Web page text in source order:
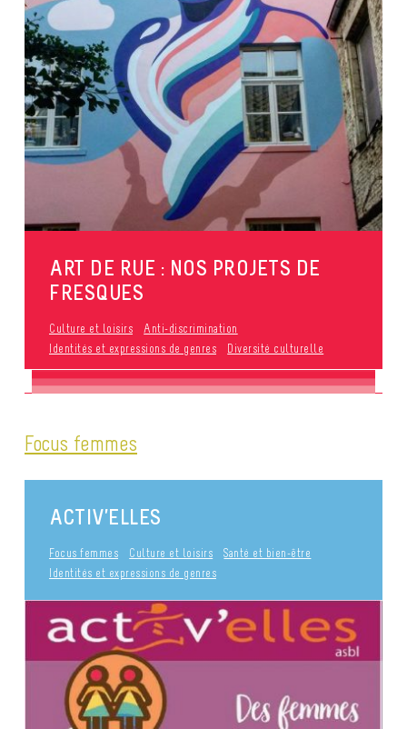
ART DE RUE : NOS PROJETS DE
FRESQUES
Culture et loisirs
Anti-discrimination
Identités et expressions de genres
Diversité culturelle
Focus femmes
ACTIV’ELLES
Focus femmes Culture et loisirs
Santé et bien-être
Identités et expressions de genres